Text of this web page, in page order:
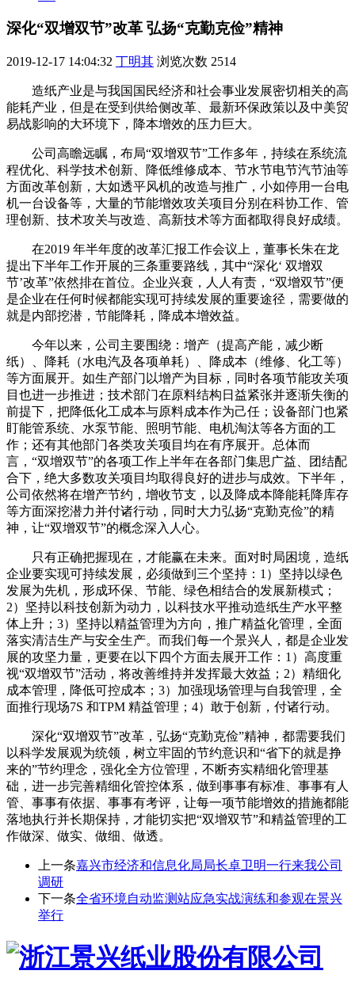
深化“双增双节”改革 弘扬“克勤克俭”精神
2019-12-17 14:04:32 丁明其 浏览次数 2514
造纸产业是与我国国民经济和社会事业发展密切相关的高
能耗产业，但是在受到供给侧改革、最新环保政策以及中美贸
易战影响的大环境下，降本增效的压力巨大。
公司高瞻远瞩，布局“双增双节”工作多年，持续在系统流
程优化、科学技术创新、降低维修成本、节水节电节汽节油等
方面改革创新，大如透平风机的改造与推广，小如停用一台电
机一台设备等，大量的节能增效攻关项目分别在科协工作、管
理创新、技术攻关与改造、高新技术等方面都取得良好成绩。
在2019 年半年度的改革汇报工作会议上，董事长朱在龙
提出下半年工作开展的三条重要路线，其中“深化‘ 双增双
节’改革”依然排在首位。企业兴衰，人人有责，“双增双节”便
是企业在任何时候都能实现可持续发展的重要途径，需要做的
就是内部挖潜，节能降耗，降成本增效益。
今年以来，公司主要围绕：增产（提高产能，减少断
纸）、降耗（水电汽及各项单耗）、降成本（维修、化工等）
等方面展开。如生产部门以增产为目标，同时各项节能攻关项
目也进一步推进；技术部门在原料结构日益紧张并逐渐失衡的
前提下，把降低化工成本与原料成本作为己任；设备部门也紧
盯能管系统、水泵节能、照明节能、电机淘汰等各方面的工
作；还有其他部门各类攻关项目均在有序展开。总体而
言，“双增双节”的各项工作上半年在各部门集思广益、团结配
合下，绝大多数攻关项目均取得良好的进步与成效。下半年，
公司依然将在增产节约，增收节支，以及降成本降能耗降库存
等方面深挖潜力并付诸行动，同时大力弘扬“克勤克俭”的精
神，让“双增双节”的概念深入人心。
只有正确把握现在，才能赢在未来。面对时局困境，造纸
企业要实现可持续发展，必须做到三个坚持：1）坚持以绿色
发展为先机，形成环保、节能、绿色相结合的发展新模式；
2）坚持以科技创新为动力，以科技水平推动造纸生产水平整
体上升；3）坚持以精益管理为方向，推广精益化管理，全面
落实清洁生产与安全生产。而我们每一个景兴人，都是企业发
展的攻坚力量，更要在以下四个方面去展开工作：1）高度重
视“双增双节”活动，将改善维持并发挥最大效益；2）精细化
成本管理，降低可控成本；3）加强现场管理与自我管理，全
面推行现场7S 和TPM 精益管理；4）敢于创新，付诸行动。
深化“双增双节”改革，弘扬“克勤克俭”精神，都需要我们
以科学发展观为统领，树立牢固的节约意识和“省下的就是挣
来的”节约理念，强化全方位管理，不断夯实精细化管理基
础，进一步完善精细化管控体系，做到事事有标准、事事有人
管、事事有依据、事事有考评，让每一项节能增效的措施都能
落地执行并长期保持，才能切实把“双增双节”和精益管理的工
作做深、做实、做细、做透。
上一条嘉兴市经济和信息化局局长卓卫明一行来我公司
调研
下一条全省环境自动监测站应急实战演练和参观在景兴
举行